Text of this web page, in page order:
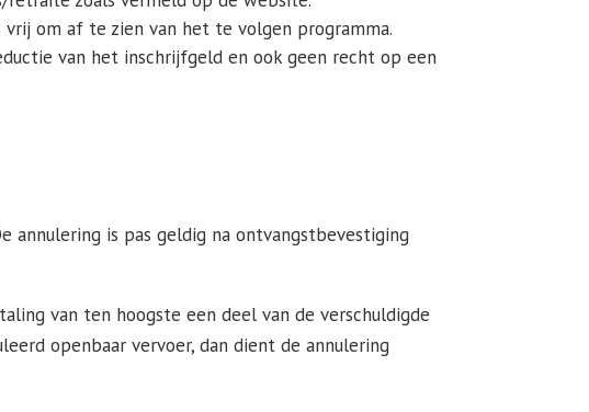
om af te zien van het te volgen programma.
van het inschrijfgeld en ook geen recht op een
annulering is pas geldig na ontvangstbevestiging
van ten hoogste een deel van de verschuldigde
openbaar vervoer, dan dient de annulering